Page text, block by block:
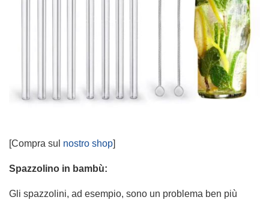
[Compra sul nostro shop]
Spazzolino in bambù:
Gli spazzolini, ad esempio, sono un problema ben più